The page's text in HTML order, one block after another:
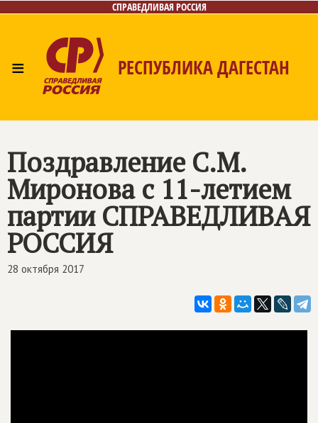
СПРАВЕДЛИВАЯ РОССИЯ
≡ РЕСПУБЛИКА ДАГЕСТАН
Поздравление С.М.
Миронова с 11-летием
партии СПРАВЕДЛИВАЯ
РОССИЯ
28 октября 2017